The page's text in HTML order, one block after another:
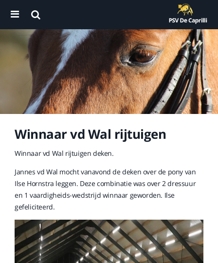
Winnaar vd Wal rijtuigen
Winnaar vd Wal rijtuigen deken.
Jannes vd Wal mocht vanavond de deken over de pony van
Ilse Hornstra leggen. Deze combinatie was over 2 dressuur
en 1 vaardigheids-wedstrijd winnaar geworden. Ilse
gefeliciteerd.